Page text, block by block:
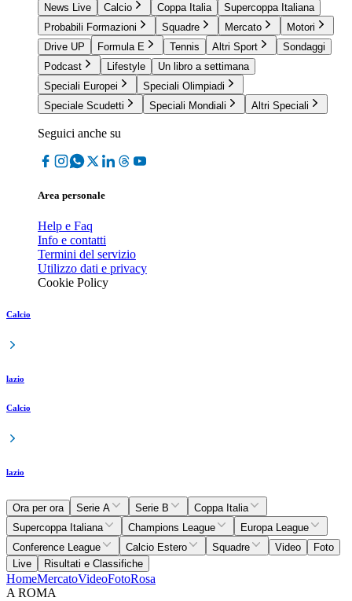
News Live
Calcio Coppa Italia
Supercoppa Italiana
Probabili Formazioni
Squadre Mercato
Motori
Drive UP
Formula E Tennis Altri Sport
Sondaggi
Podcast
Lifestyle
Un libro a settimana
Speciali Europei
Speciali Olimpiadi
Speciale Scudetti
Speciali Mondiali Altri Speciali
Seguici anche su
Area personale
Help e Faq
Info e contatti
Termini del servizio
Utilizzo dati e privacy
Cookie Policy
Calcio
lazio
Calcio
lazio
Ora per ora Serie A Serie B
Coppa Italia
Supercoppa Italiana
Champions League
Europa League
Conference League
Calcio Estero Squadre Video
Foto
Live
Risultati e Classifiche
HomeMercatoVideoFotoRosa
A ROMA